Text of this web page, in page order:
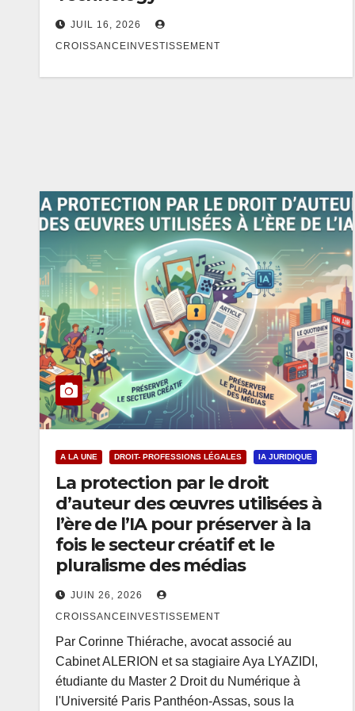
JUIL 16, 2026
CROISSANCEINVESTISSEMENT
A LA UNE DROIT- PROFESSIONS LÉGALES IA JURIDIQUE
La protection par le droit
d’auteur des œuvres utilisées à
l’ère de l’IA pour préserver à la
fois le secteur créatif et le
pluralisme des médias
JUIN 26, 2026
CROISSANCEINVESTISSEMENT
Par Corinne Thiérache, avocat associé au
Cabinet ALERION et sa stagiaire Aya LYAZIDI,
étudiante du Master 2 Droit du Numérique à
l'Université Paris Panthéon-Assas, sous la